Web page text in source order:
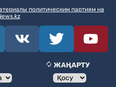
политическим партиям на
ЖАҢАРТУ